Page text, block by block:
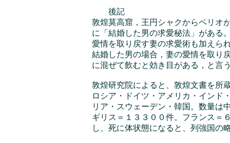
後記
敦煌莫高窟，王円シャクからペリオ
に「結婚した男の求愛秘法」がある
愛情を取り戻す妻の求愛術も加えら
結婚した男の場合，妻の愛情を取り
に混ぜて飲むと効き目がある，と言
敦煌研究院によると、敦煌文書を所
ロシア・ドイツ・アメリカ・インド
リア・スウェーデン・韓国。数量は
ギリス＝１３３００件。フランス＝
し、死に体状態になると、列強国の